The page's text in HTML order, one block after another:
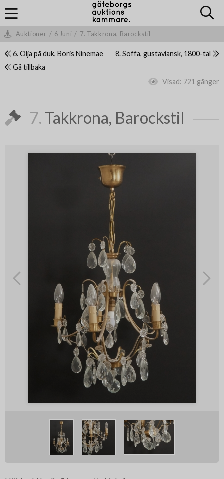
Auktioner / 6 Juni / 7. Takkrona, Barockstil
6. Olja på duk, Boris Ninemae
8. Soffa, gustaviansk, 1800-tal
Gå tillbaka
Visad: 721 gånger
7. Takkrona, Barockstil